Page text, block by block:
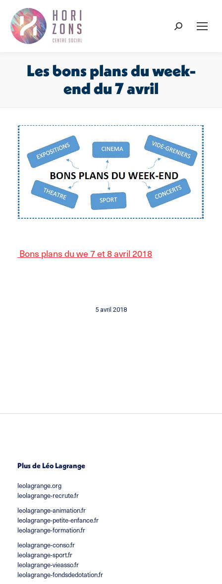
Recherche
Les bons plans du week-
end du 7 avril
Bons plans du we 7 et 8 avril 2018
5 avril 2018
Plus de Léo Lagrange
leolagrange.org
leolagrange-recrute.fr
leolagrange-animation.fr
leolagrange-petite-enfance.fr
leolagrange-formation.fr
leolagrange-conso.fr
leolagrange-sport.fr
leolagrange-vieasso.fr
leolagrange-fondsdedotation.fr